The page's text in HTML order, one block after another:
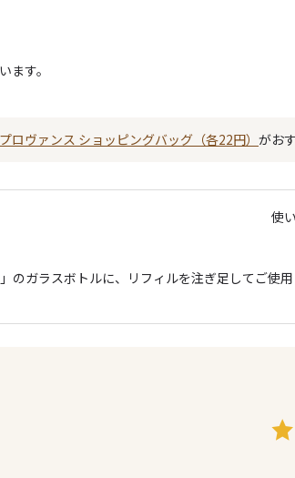
す。
ロヴァンス ショッピングバッグ（各22円） がお
使
のガラスボトルに、リフィルを注ぎ足してご使